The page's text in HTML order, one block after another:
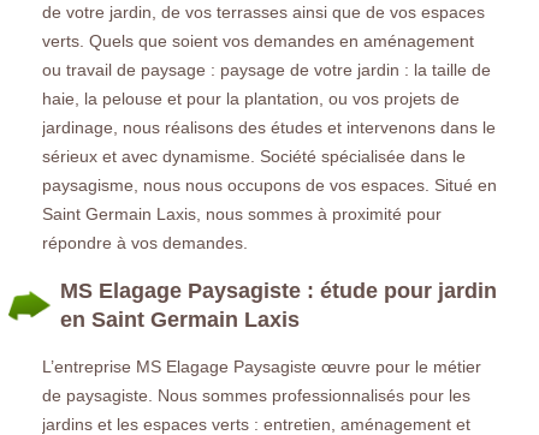
de votre jardin, de vos terrasses ainsi que de vos espaces
verts. Quels que soient vos demandes en aménagement
ou travail de paysage : paysage de votre jardin : la taille de
haie, la pelouse et pour la plantation, ou vos projets de
jardinage, nous réalisons des études et intervenons dans le
sérieux et avec dynamisme. Société spécialisée dans le
paysagisme, nous nous occupons de vos espaces. Situé en
Saint Germain Laxis, nous sommes à proximité pour
répondre à vos demandes.
MS Elagage Paysagiste : étude pour jardin
en Saint Germain Laxis
L’entreprise MS Elagage Paysagiste œuvre pour le métier
de paysagiste. Nous sommes professionnalisés pour les
jardins et les espaces verts : entretien, aménagement et